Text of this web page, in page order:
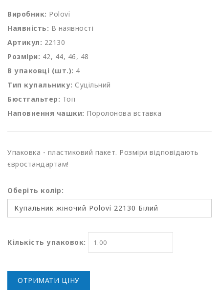
Виробник: Polovi
Наявність: В наявності
Артикул: 22130
Розміри: 42, 44, 46, 48
В упаковці (шт.): 4
Тип купальнику: Суцільний
Бюстгальтер: Топ
Наповнення чашки: Поролонова вставка
Упаковка - пластиковий пакет. Розміри відповідають
євростандартам!
Оберіть колір:
Кількість упаковок:
ОТРИМАТИ ЦІНУ